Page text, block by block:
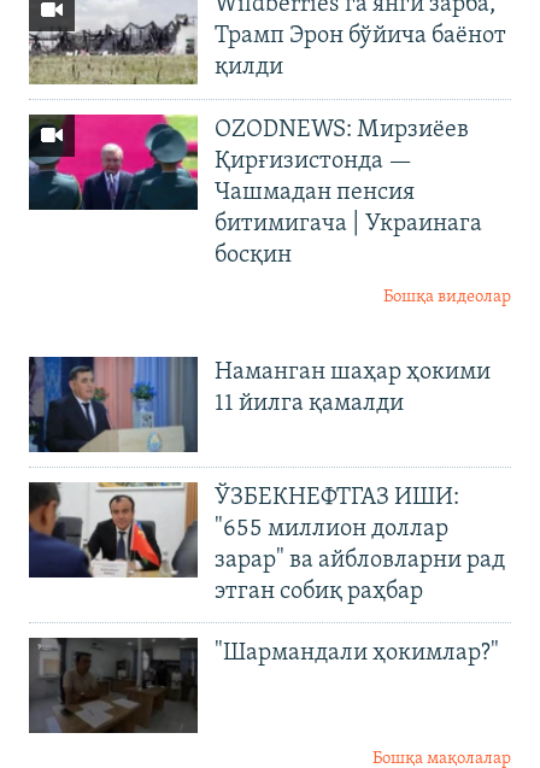
Wildberries’га янги зарба,
Трамп Эрон бўйича баёнот
қилди
OZODNEWS: Мирзиёев
Қирғизистонда —
Чашмадан пенсия
битимигача | Украинага
босқин
Бошқа видеолар
Наманган шаҳар ҳокими
11 йилга қамалди
ЎЗБЕКНЕФТГАЗ ИШИ:
"655 миллион доллар
зарар" ва айбловларни рад
этган собиқ раҳбар
"Шармандали ҳокимлар?"
Бошқа мақолалар